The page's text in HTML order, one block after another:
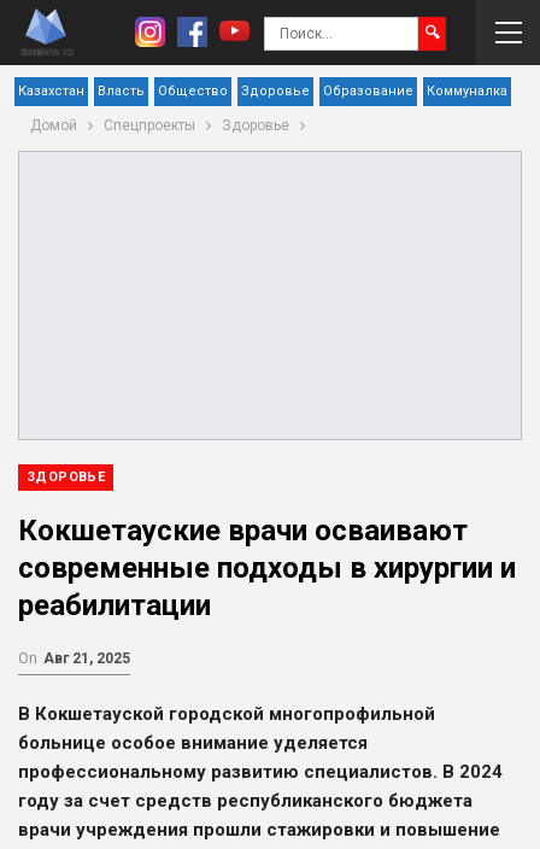
Казахстан Власть Общество Здоровье Образование Коммуналка
Домой Спецпроекты Здоровье
ЗДОРОВЬЕ
Кокшетауские врачи осваивают
современные подходы в хирургии и
реабилитации
On Авг 21, 2025
В Кокшетауской городской многопрофильной
больнице особое внимание уделяется
профессиональному развитию специалистов. В 2024
году за счет средств республиканского бюджета
врачи учреждения прошли стажировки и повышение